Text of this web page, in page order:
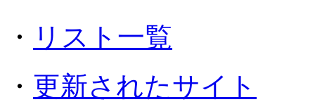
・ リスト一覧
・ 更新されたサイト